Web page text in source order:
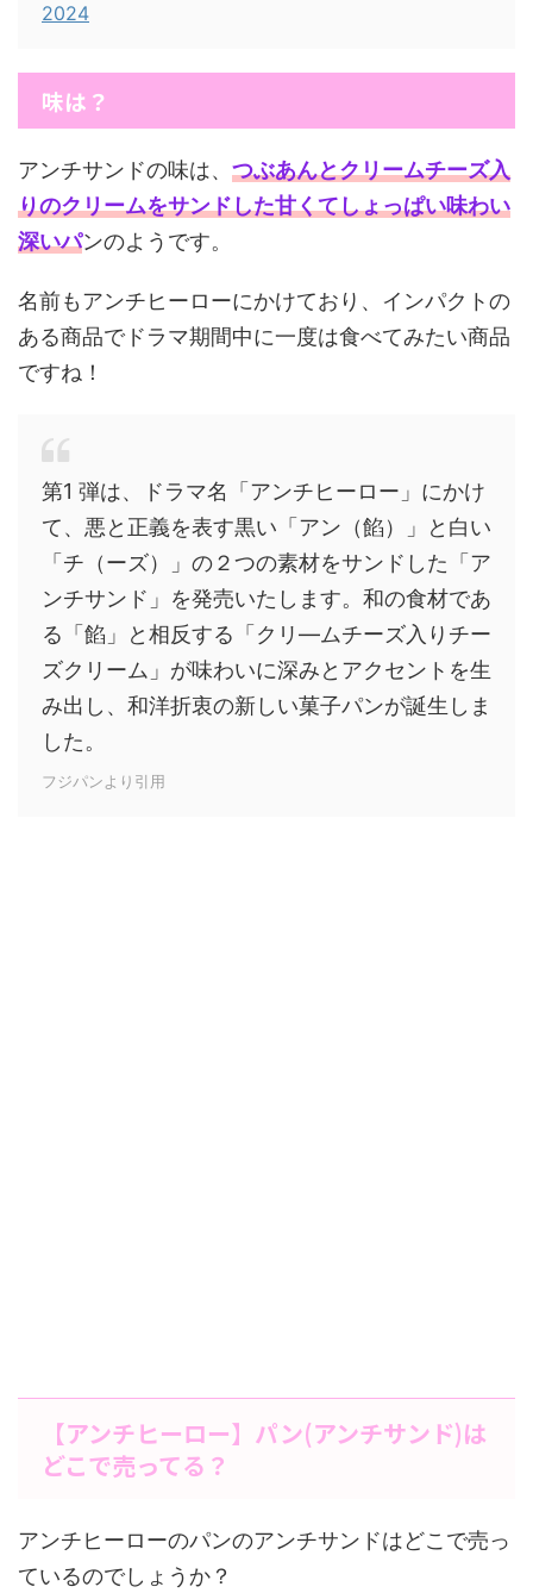
2024
味は？
アンチサンドの味は、 つぶあんとクリームチーズ入
りのクリームをサンドした甘くてしょっぱい味わい
深いパンのようです。
名前もアンチヒーローにかけており、インパクトの
ある商品でドラマ期間中に一度は食べてみたい商品
ですね！
第1 弾は、ドラマ名「アンチヒーロー」にかけ
て、悪と正義を表す黒い「アン（餡）」と白い
「チ（ーズ）」の２つの素材をサンドした「ア
ンチサンド」を発売いたします。和の食材であ
る「餡」と相反する「クリ―ムチーズ入りチー
ズクリーム」が味わいに深みとアクセントを生
み出し、和洋折衷の新しい菓子パンが誕生しま
した。
フジパンより引用
【アンチヒーロー】パン(アンチサンド)は
どこで売ってる？
アンチヒーローのパンのアンチサンドはどこで売っ
ているのでしょうか？